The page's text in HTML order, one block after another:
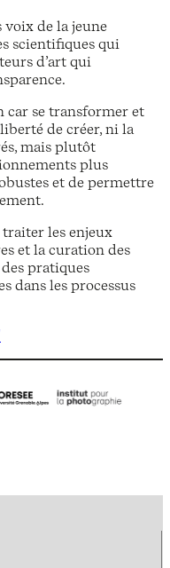
voix de la jeune
scientifiques qui
d’art qui
car se transformer et
de créer, ni la
mais plutôt
plus
et de permettre
les enjeux
et la curation des
pratiques
dans les processus